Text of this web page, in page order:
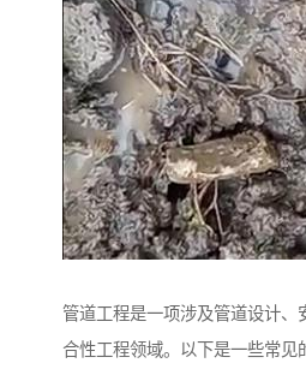
管道工程是一项涉及管道设计、
合性工程领域。以下是一些常见